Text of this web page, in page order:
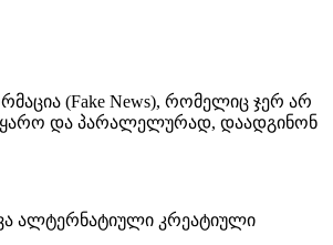
(Fake News), რომელიც ჯერ არ
წყარო და პარალელურად, დაადგინონ
ალტერნატიული კრეატიული